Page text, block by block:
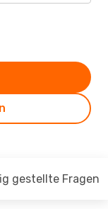
gestellte Fragen